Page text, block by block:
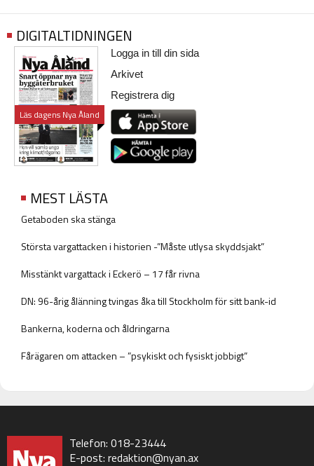
DIGITALTIDNINGEN
Läs dagens Nya Åland
Logga in till din sida
Arkivet
Registrera dig
MEST LÄSTA
Getaboden ska stänga
Största vargattacken i historien -”Måste utlysa skyddsjakt”
Misstänkt vargattack i Eckerö – 17 får rivna
DN: 96-årig ålänning tvingas åka till Stockholm för sitt bank-id
Bankerna, koderna och åldringarna
Fårägaren om attacken – ”psykiskt och fysiskt jobbigt”
Telefon: 018-23444
E-post: redaktion@nyan.ax